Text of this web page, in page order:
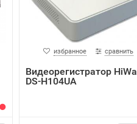
избранное сравнить
Видеорегистратор
DS-H104UA